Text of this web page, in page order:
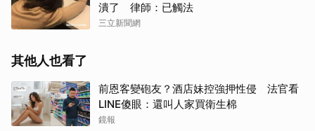
潰了 律師：已觸法
三立新聞網
其他人也看了
前恩客變砲友？酒店妹控強押性侵 法官看
LINE傻眼：還叫人家買衛生棉
鏡報